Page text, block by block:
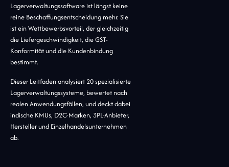
Lagerverwaltungssoftware ist längst keine
reine Beschaffungsentscheidung mehr. Sie
ist ein Wettbewerbsvorteil, der gleichzeitig
die Liefergeschwindigkeit, die GST-
Konformität und die Kundenbindung
bestimmt.
Dieser Leitfaden analysiert 20 spezialisierte
Lagerverwaltungssysteme, bewertet nach
realen Anwendungsfällen, und deckt dabei
indische KMUs, D2C-Marken, 3PL-Anbieter,
Hersteller und Einzelhandelsunternehmen
ab.